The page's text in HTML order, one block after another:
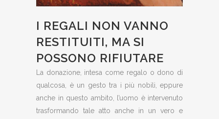
I REGALI NON VANNO
RESTITUITI, MA SI
POSSONO RIFIUTARE
La donazione, intesa come regalo o dono di
qualcosa, è un gesto tra i più nobili, eppure
anche in questo ambito, l’uomo è intervenuto
trasformando tale atto anche in un vero e